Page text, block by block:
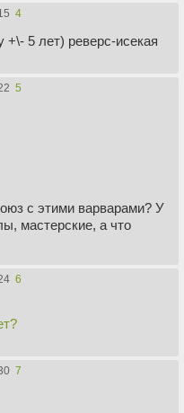
4
+\- 5 лет) реверс-исекая
5
с этими варварами? У
мастерские, а что
6
7